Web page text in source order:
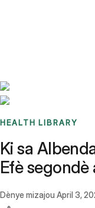
HEALTH LIBRARY
Ki sa
Efè segondè
Dènye mizajou April 3,